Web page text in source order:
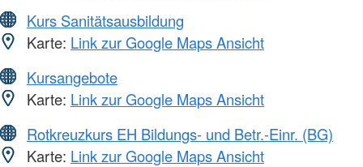
Kurs Sanitätsausbildung
Karte: Link zur Google Maps Ansicht
Kursangebote
Karte: Link zur Google Maps Ansicht
Rotkreuzkurs EH Bildungs- und Betr.-Einr. (BG)
Karte: Link zur Google Maps Ansicht